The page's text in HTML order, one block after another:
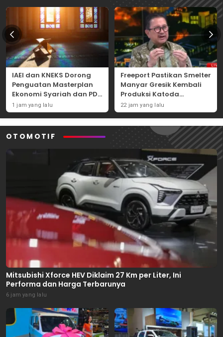
IAEI dan KNEKS Dorong
Penguatan Masterplan
Ekonomi Syariah dan PDB
Syariah Indonesia
1 jam yang lalu
Freeport Pastikan Smelter
Manyar Gresik Kembali
Produksi Katoda
Tembaga Mulai
September 2026
22 jam yang lalu
OTOMOTIF
Mitsubishi Xforce HEV Diklaim 27 Km per Liter, Ini
Performa dan Harga Terbarunya
6 jam yang lalu